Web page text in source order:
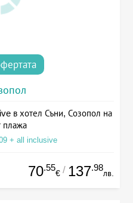
в хотел Съни, Созопол на
плажа
+ all inclusive
70.55
€ / 137.98
лв.